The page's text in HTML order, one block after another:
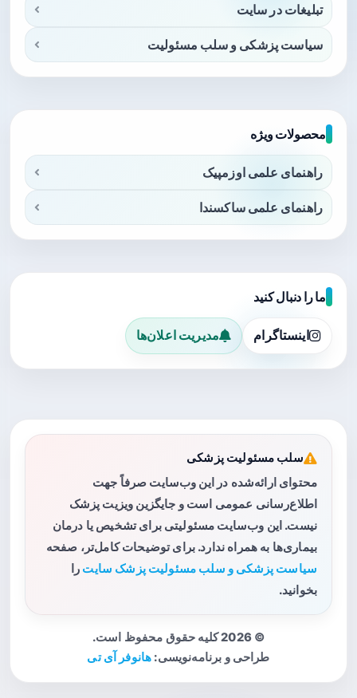
تبلیغات در سایت
سیاست پزشکی و سلب مسئولیت
محصولات ویژه
راهنمای علمی اوزمپیک
راهنمای علمی ساکسندا
ما را دنبال کنید
اینستاگرام مدیریت اعلان‌ها
سلب مسئولیت پزشکی
محتوای ارائه‌شده در این وب‌سایت صرفاً جهت
اطلاع‌رسانی عمومی است و جایگزین ویزیت پزشک
نیست. این وب‌سایت مسئولیتی برای تشخیص یا درمان
بیماری‌ها به همراه ندارد. برای توضیحات کامل‌تر، صفحه
سیاست پزشکی و سلب مسئولیت پزشک سایت را
بخوانید.
© 2026 کلیه حقوق محفوظ است.
طراحی و برنامه‌نویسی: هانوفر آی تی